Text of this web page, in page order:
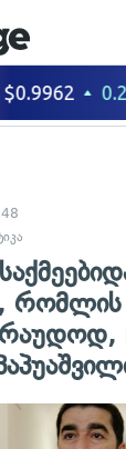
რომლის